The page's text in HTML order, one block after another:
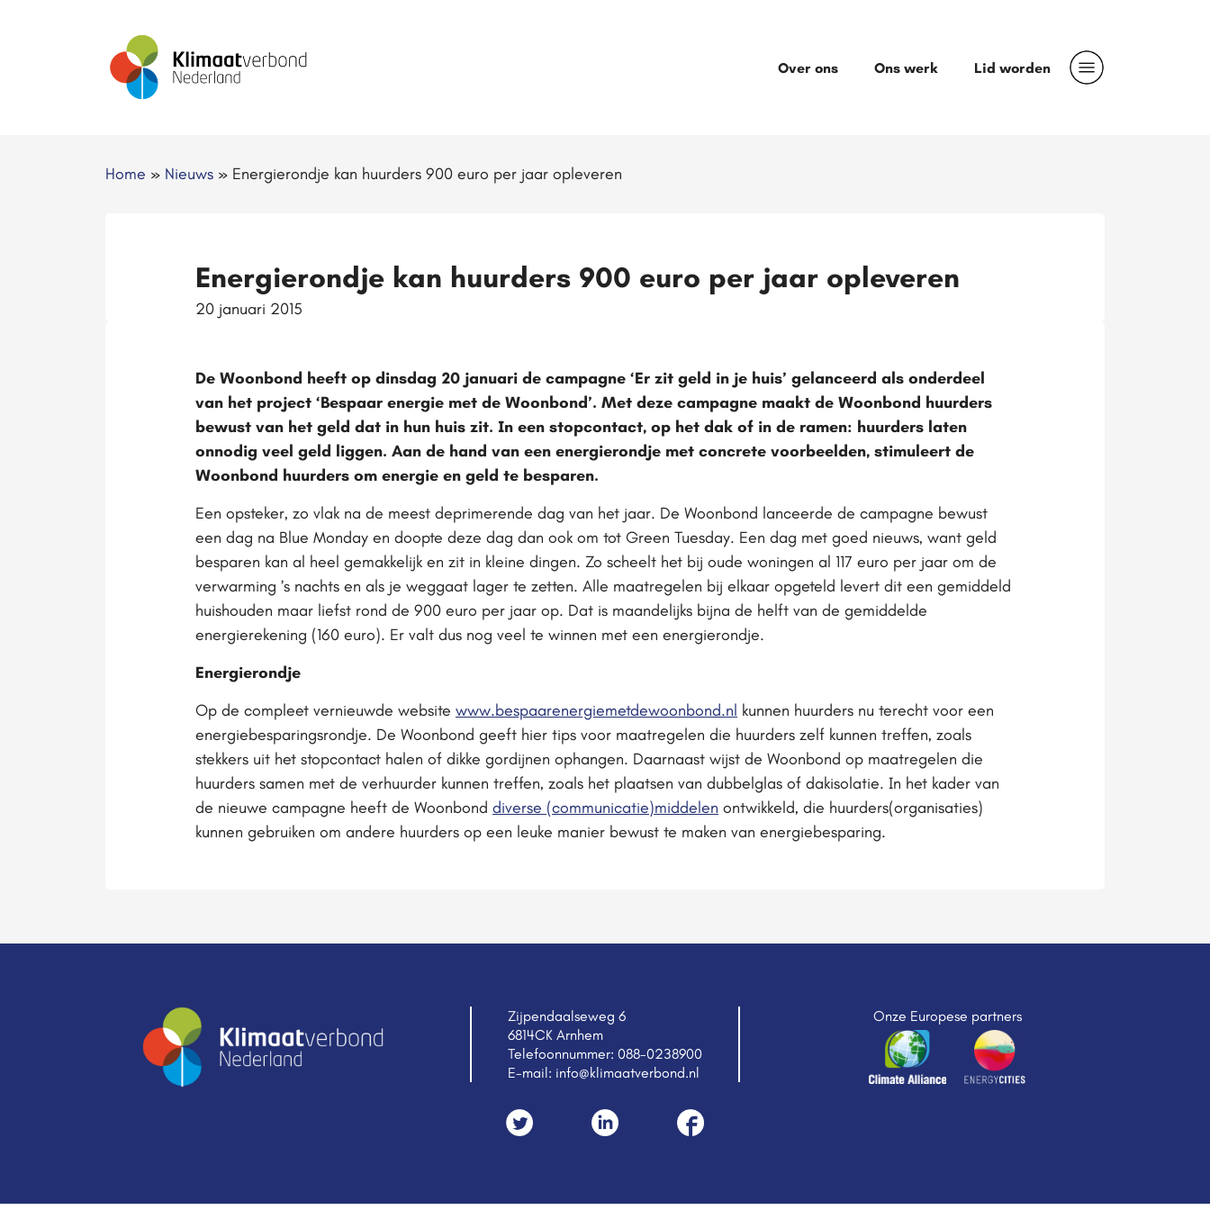
Over ons Ons werk Lid worden
Home » Nieuws » Energierondje kan huurders 900 euro per jaar opleveren
Energierondje kan huurders 900 euro per jaar opleveren
20 januari 2015
De Woonbond heeft op dinsdag 20 januari de campagne ‘Er zit geld in je huis’ gelanceerd als onderdeel
van het project ‘Bespaar energie met de Woonbond’. Met deze campagne maakt de Woonbond huurders
bewust van het geld dat in hun huis zit. In een stopcontact, op het dak of in de ramen: huurders laten
onnodig veel geld liggen. Aan de hand van een energierondje met concrete voorbeelden, stimuleert de
Woonbond huurders om energie en geld te besparen.
Een opsteker, zo vlak na de meest deprimerende dag van het jaar. De Woonbond lanceerde de campagne bewust
een dag na Blue Monday en doopte deze dag dan ook om tot Green Tuesday. Een dag met goed nieuws, want geld
besparen kan al heel gemakkelijk en zit in kleine dingen. Zo scheelt het bij oude woningen al 117 euro per jaar om de
verwarming ’s nachts en als je weggaat lager te zetten. Alle maatregelen bij elkaar opgeteld levert dit een gemiddeld
huishouden maar liefst rond de 900 euro per jaar op. Dat is maandelijks bijna de helft van de gemiddelde
energierekening (160 euro). Er valt dus nog veel te winnen met een energierondje.
Energierondje
Op de compleet vernieuwde website www.bespaarenergiemetdewoonbond.nl kunnen huurders nu terecht voor een
energiebesparingsrondje. De Woonbond geeft hier tips voor maatregelen die huurders zelf kunnen treffen, zoals
stekkers uit het stopcontact halen of dikke gordijnen ophangen. Daarnaast wijst de Woonbond op maatregelen die
huurders samen met de verhuurder kunnen treffen, zoals het plaatsen van dubbelglas of dakisolatie. In het kader van
de nieuwe campagne heeft de Woonbond diverse (communicatie)middelen ontwikkeld, die huurders(organisaties)
kunnen gebruiken om andere huurders op een leuke manier bewust te maken van energiebesparing.
Zijpendaalseweg 6
6814CK Arnhem
Telefoonnummer: 088-0238900
E-mail: info@klimaatverbond.nl
Onze Europese partners